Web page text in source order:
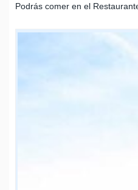
Podrás comer en el